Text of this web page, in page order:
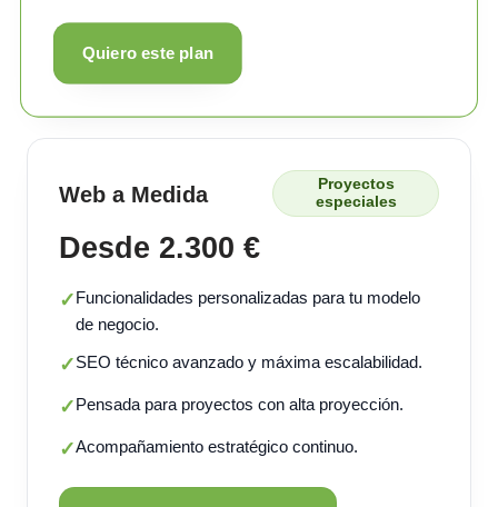
Quiero este plan
Web a Medida
Proyectos
especiales
Desde 2.300 €
✓Funcionalidades personalizadas para tu modelo
de negocio.
✓SEO técnico avanzado y máxima escalabilidad.
✓Pensada para proyectos con alta proyección.
✓Acompañamiento estratégico continuo.